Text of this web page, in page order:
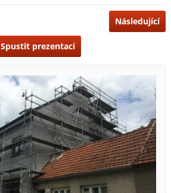
Následující
Spustit prezentaci